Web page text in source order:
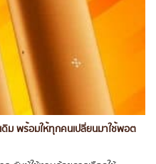
ม พร้อมให้ทุกคนเปลี่ยนมาใช้พอต